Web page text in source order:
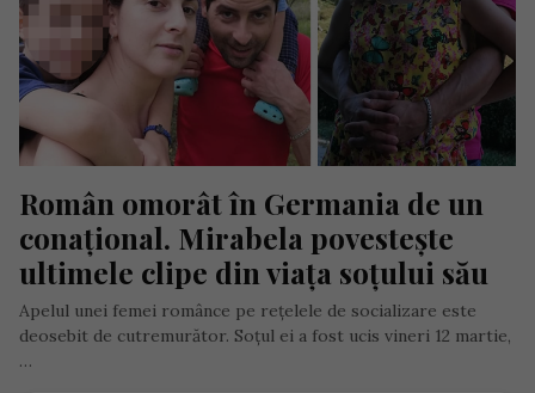
Român omorât în Germania de un
conațional. Mirabela povestește
ultimele clipe din viața soțului său
Apelul unei femei românce pe rețelele de socializare este
deosebit de cutremurător. Soțul ei a fost ucis vineri 12 martie,
…